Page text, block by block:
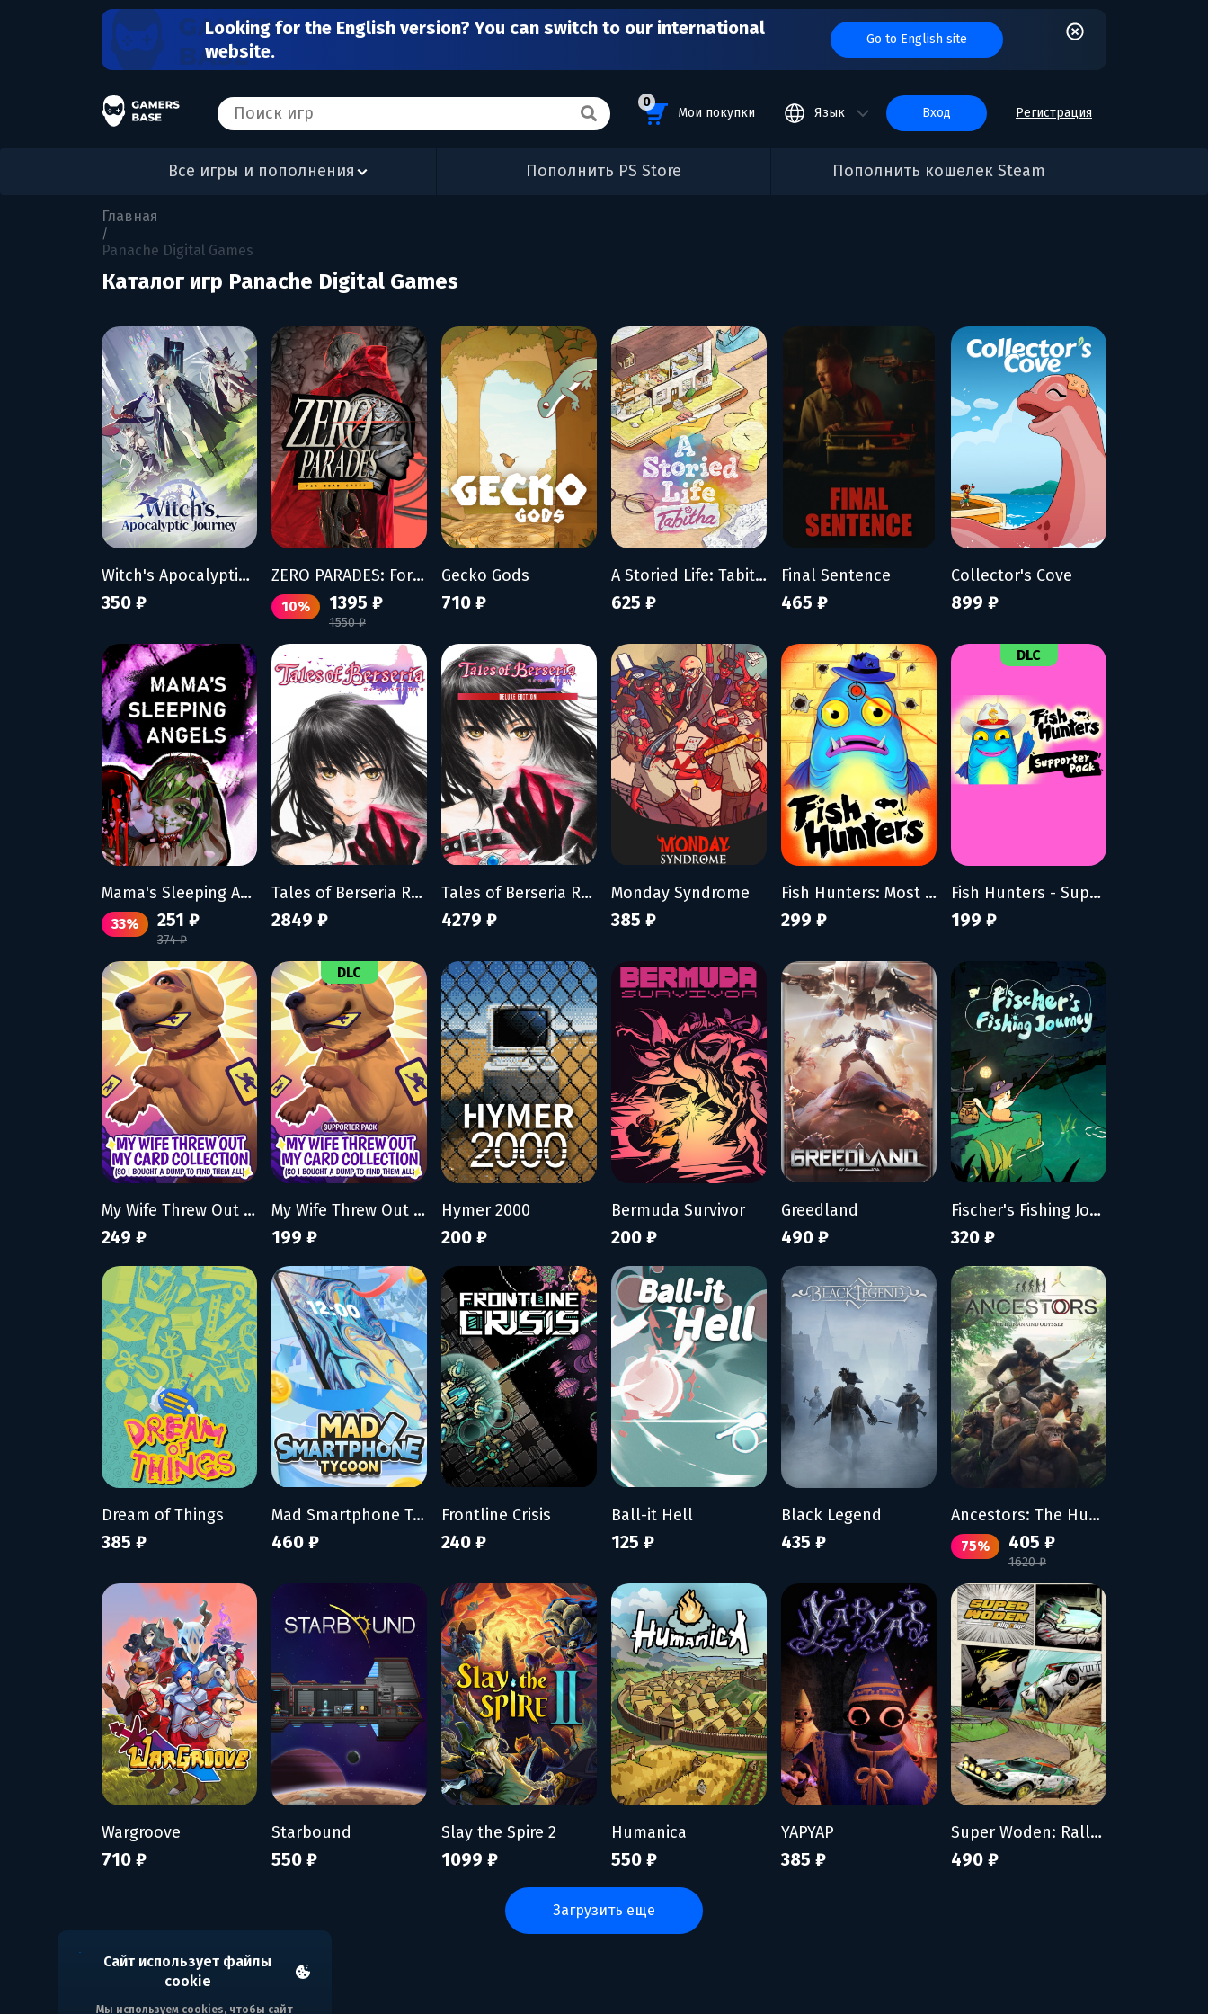
Looking for the English version? You can switch to our international
website.
Go to English site
0
Мои покупки Язык вход Регистрация
Все игры и пополнения Пополнить PS Store Пополнить кошелек Steam
Сайт использует файлы
cookie
Мы используем cookies, чтобы сайт
Главная
/
Panache Digital Games
Каталог игр Panache Digital Games
Witch's Apocalyptic Journey
350 ₽
ZERO PARADES: For Dead Spies
10% 1395 ₽
1550 ₽
Gecko Gods
710 ₽
A Storied Life: Tabitha
625 ₽
Final Sentence
465 ₽
Collector's Cove
899 ₽
Mama's Sleeping Angels
33% 251 ₽
374 ₽
Tales of Berseria Remastered
2849 ₽
Tales of Berseria Remastered: Deluxe Edition
4279 ₽
Monday Syndrome
385 ₽
Fish Hunters: Most Lethal Fishing Simulator
299 ₽
DLC
Fish Hunters - Supporter Pack
199 ₽
My Wife Threw Out My Card Collection (So I Bought a Dump to Find Them All)
249 ₽
DLC
My Wife Threw Out My Card Collection (So I Bought a Dump to Find Them All) - Supporter Pack
199 ₽
Hymer 2000
200 ₽
Bermuda Survivor
200 ₽
Greedland
490 ₽
Fischer's Fishing Journey
320 ₽
Dream of Things
385 ₽
Mad Smartphone Tycoon
460 ₽
Frontline Crisis
240 ₽
Ball-it Hell
125 ₽
Black Legend
435 ₽
Ancestors: The Humankind Odyssey
75% 405 ₽
1620 ₽
Wargroove
710 ₽
Starbound
550 ₽
Slay the Spire 2
1099 ₽
Humanica
550 ₽
YAPYAP
385 ₽
Super Woden: Rally Edge
490 ₽
загрузить еще